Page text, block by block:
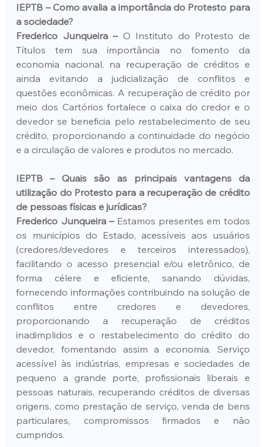
IEPTB – Como avalia a importância do Protesto para
a sociedade?
Frederico Junqueira – O Instituto do Protesto de
Títulos tem sua importância no fomento da
economia nacional, na recuperação de créditos e
ainda evitando a judicialização de conflitos e
questões econômicas. A recuperação de crédito por
meio dos Cartórios fortalece o caixa do credor e o
devedor se beneficia pelo restabelecimento de seu
crédito, proporcionando a continuidade do negócio
e a circulação de valores e produtos no mercado.
IEPTB – Quais são as principais vantagens da
utilização do Protesto para a recuperação de crédito
de pessoas físicas e jurídicas?
Frederico Junqueira – Estamos presentes em todos
os municípios do Estado, acessíveis aos usuários
(credores/devedores e terceiros interessados),
facilitando o acesso presencial e/ou eletrônico, de
forma célere e eficiente, sanando dúvidas,
fornecendo informações contribuindo na solução de
conflitos entre credores e devedores,
proporcionando a recuperação de créditos
inadimplidos e o restabelecimento do crédito do
devedor, fomentando assim a economia. Serviço
acessível às indústrias, empresas e sociedades de
pequeno a grande porte, profissionais liberais e
pessoas naturais, recuperando créditos de diversas
origens, como prestação de serviço, venda de bens
particulares, compromissos firmados e não
cumpridos.